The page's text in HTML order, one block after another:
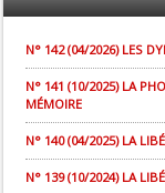
N° 142 (04/2026) LES
N° 141 (10/2025) LA
MÉMOIRE
N° 140 (04/2025) LA
N° 139 (10/2024) LA